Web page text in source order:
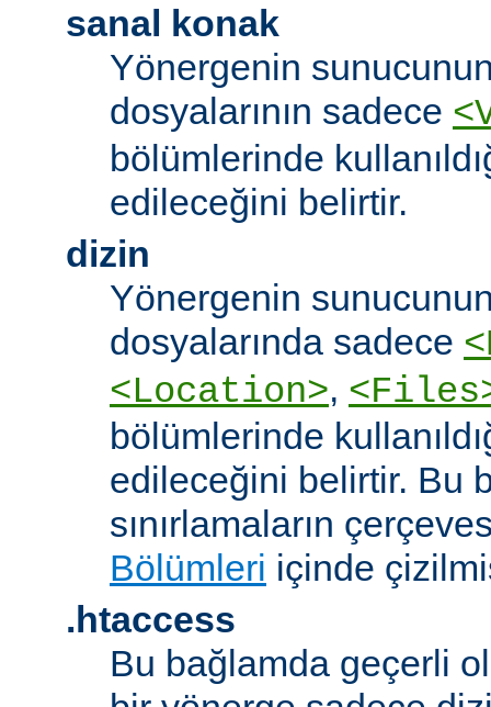
sanal konak
Yönergenin
dosyalarının sadece
bölümlerinde
edileceğini belirtir.
dizin
Yönergenin
dosyalarında sadece
<Location>,
bölümlerinde
edileceğini belirtir. Bu
sınırlamaların
Bölümleri içinde
.htaccess
Bu bağlamda geçerli